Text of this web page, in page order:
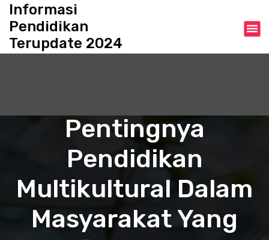
Informasi
Pendidikan
Terupdate 2024
Pentingnya
Pendidikan
Multikultural Dalam
Masyarakat Yang